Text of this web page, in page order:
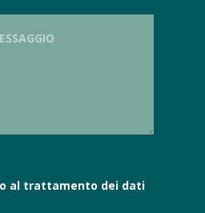
al trattamento dei dati